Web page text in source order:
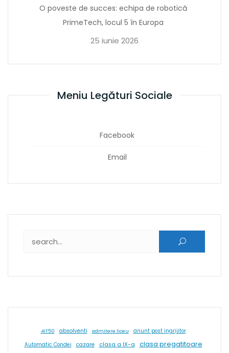
O poveste de succes: echipa de robotică
PrimeTech, locul 5 în Europa
25 iunie 2026
Meniu Legături Sociale
Facebook
Email
4IT50 absolventi admitere liceu anunt post ingrijitor
Automatic Condei cazare clasa a IX-a clasa pregatitoare